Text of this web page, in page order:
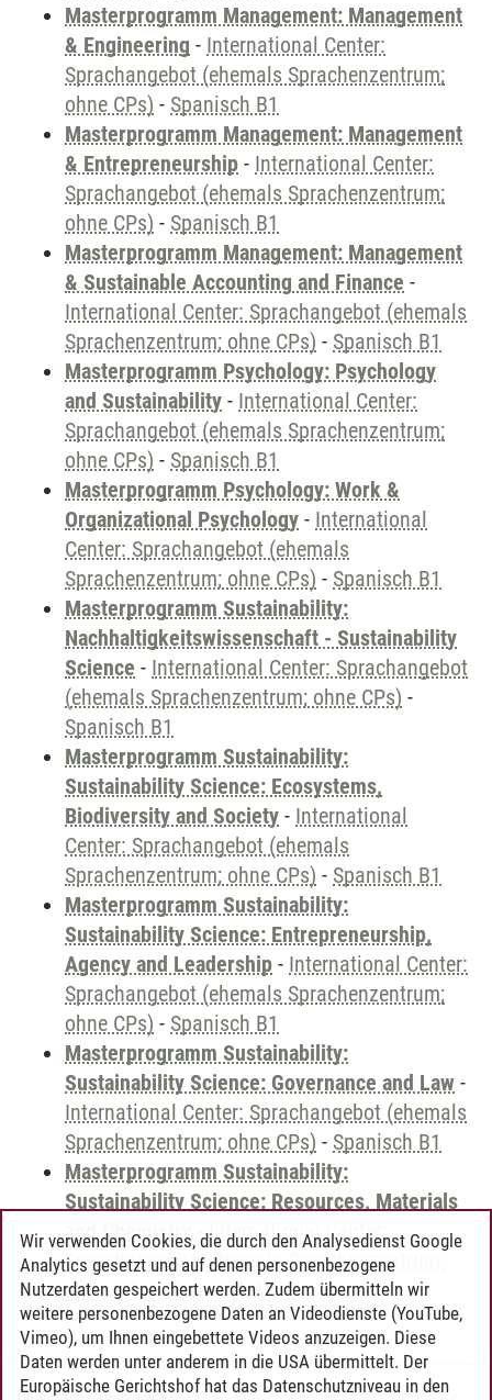
Masterprogramm Management: Management
& Engineering - International Center:
Sprachangebot (ehemals Sprachenzentrum;
ohne CPs) - Spanisch B1
Masterprogramm Management: Management
& Entrepreneurship - International Center:
Sprachangebot (ehemals Sprachenzentrum;
ohne CPs) - Spanisch B1
Masterprogramm Management: Management
& Sustainable Accounting and Finance -
International Center: Sprachangebot (ehemals
Sprachenzentrum; ohne CPs) - Spanisch B1
Masterprogramm Psychology: Psychology
and Sustainability - International Center:
Sprachangebot (ehemals Sprachenzentrum;
ohne CPs) - Spanisch B1
Masterprogramm Psychology: Work &
Organizational Psychology - International
Center: Sprachangebot (ehemals
Sprachenzentrum; ohne CPs) - Spanisch B1
Masterprogramm Sustainability:
Nachhaltigkeitswissenschaft - Sustainability
Science - International Center: Sprachangebot
(ehemals Sprachenzentrum; ohne CPs) -
Spanisch B1
Masterprogramm Sustainability:
Sustainability Science: Ecosystems,
Biodiversity and Society - International
Center: Sprachangebot (ehemals
Sprachenzentrum; ohne CPs) - Spanisch B1
Masterprogramm Sustainability:
Sustainability Science: Entrepreneurship,
Agency and Leadership - International Center:
Sprachangebot (ehemals Sprachenzentrum;
ohne CPs) - Spanisch B1
Masterprogramm Sustainability:
Sustainability Science: Governance and Law -
International Center: Sprachangebot (ehemals
Sprachenzentrum; ohne CPs) - Spanisch B1
Masterprogramm Sustainability:
Sustainability Science: Resources, Materials
and Chemistry -International Center:
Sprachangebot (ehemals Sprachenzentrum;
ohne CPs)-Spanisch B1
Timo Leder/30.06.2024
Wir verwenden Cookies, die durch den Analysedienst Google
Analytics gesetzt und auf denen personenbezogene
Nutzerdaten gespeichert werden. Zudem übermitteln wir
weitere personenbezogene Daten an Videodienste (YouTube,
Vimeo), um Ihnen eingebettete Videos anzuzeigen. Diese
Daten werden unter anderem in die USA übermittelt. Der
Europäische Gerichtshof hat das Datenschutzniveau in den